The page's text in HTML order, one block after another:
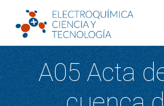
A05 Acta